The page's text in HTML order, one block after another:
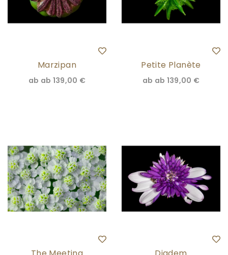
Marzipan
ab ab 139,00 €
Petite Planète
ab ab 139,00 €